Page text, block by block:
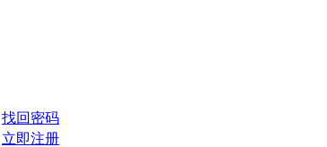
找回密码
立即注册